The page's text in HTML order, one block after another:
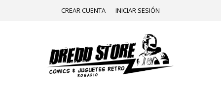
CREAR CUENTA INICIAR SESIÓN